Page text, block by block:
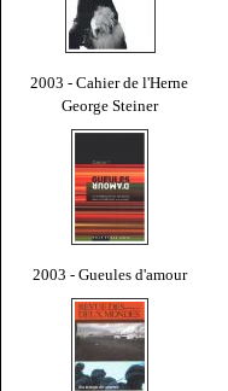
2003 - Cahier de l'Herne
George Steiner
2003 - Gueules d'amour